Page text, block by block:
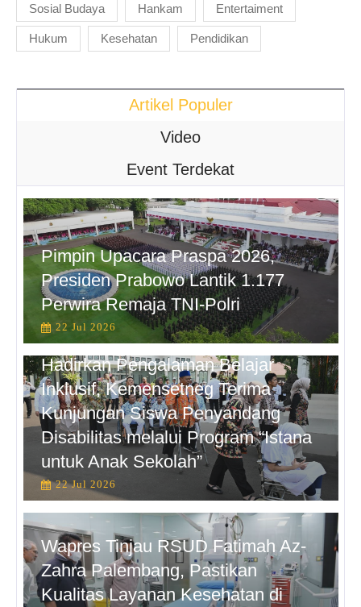
Sosial Budaya Hankam Entertaiment
Hukum Kesehatan Pendidikan
Artikel Populer
Video
Event Terdekat
Pimpin Upacara Praspa 2026,
Presiden Prabowo Lantik 1.177
Perwira Remaja TNI-Polri
22 Jul 2026
Hadirkan Pengalaman Belajar
Inklusif, Kemensetneg Terima
Kunjungan Siswa Penyandang
Disabilitas melalui Program “Istana
untuk Anak Sekolah”
22 Jul 2026
Wapres Tinjau RSUD Fatimah Az-
Zahra Palembang, Pastikan
Kualitas Layanan Kesehatan di